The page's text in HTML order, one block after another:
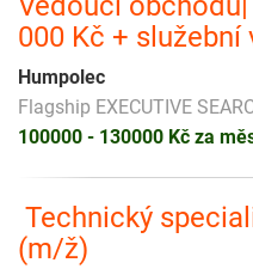
000 Kč + služební
Humpolec
Flagship EXECUTIVE
100000 - 130000 Kč za
Technický
(m/ž)